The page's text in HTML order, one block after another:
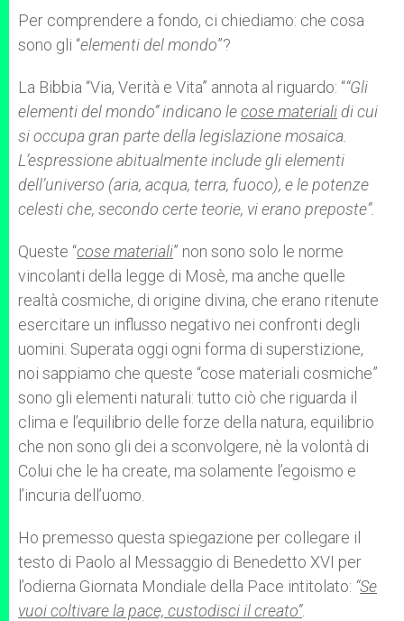
Per comprendere a fondo, ci chiediamo: che cosa
sono gli “elementi del mondo”?
La Bibbia “Via, Verità e Vita” annota al riguardo: ““Gli
elementi del mondo” indicano lecose materialidi cui
si occupa gran parte della legislazione mosaica.
L’espressione abitualmente include gli elementi
dell’universo (aria, acqua, terra, fuoco), e le potenze
celesti che, secondo certe teorie, vi erano preposte”.
Queste “cose materiali” non sono solo le norme
vincolanti della legge di Mosè, ma anche quelle
realtà cosmiche, di origine divina, che erano ritenute
esercitare un influsso negativo nei confronti degli
uomini. Superata oggi ogni forma di superstizione,
noi sappiamo che queste “cose materiali cosmiche”
sono gli elementi naturali: tutto ciò che riguarda il
clima e l’equilibrio delle forze della natura, equilibrio
che non sono gli dei a sconvolgere, nè la volontà di
Colui che le ha create, ma solamente l’egoismo e
l’incuria dell’uomo.
Ho premesso questa spiegazione per collegare il
testo di Paolo al Messaggio di Benedetto XVI per
l’odierna Giornata Mondiale della Pace intitolato: “Se
vuoi coltivare la pace, custodisci il creato”.